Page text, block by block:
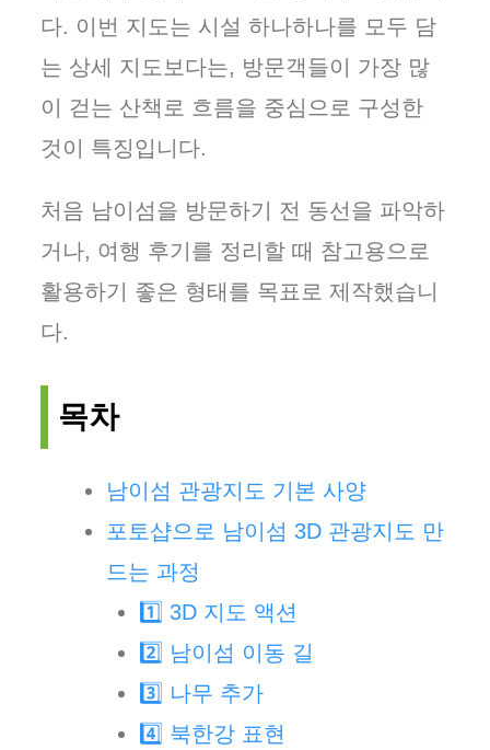
다. 이번 지도는 시설 하나하나를 모두 담
는 상세 지도보다는, 방문객들이 가장 많
이 걷는 산책로 흐름을 중심으로 구성한
것이 특징입니다.
처음 남이섬을 방문하기 전 동선을 파악하
거나, 여행 후기를 정리할 때 참고용으로
활용하기 좋은 형태를 목표로 제작했습니
다.
목차
남이섬 관광지도 기본 사양
포토샵으로 남이섬 3D 관광지도 만
드는 과정
1️⃣ 3D 지도 액션
2️⃣ 남이섬 이동 길
3️⃣ 나무 추가
4️⃣ 북한강 표현